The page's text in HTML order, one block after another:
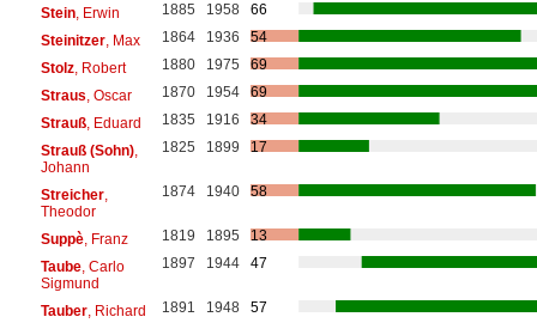
Stein, Erwin 1885 1958
66
Steinitzer, Max 1864 1936
54
Stolz, Robert 1880 1975
69
Straus, Oscar 1870 1954
69
Strauß, Eduard 1835 1916
34
Strauß (Sohn),
Johann
1825 1899 17
Streicher,
Theodor
1874 1940 58
Suppè, Franz 1819 1895
13
Taube, Carlo
Sigmund
1897 1944 47
Tauber, Richard 1891 1948
57